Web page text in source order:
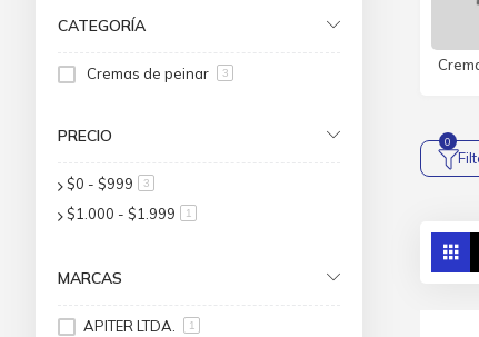
CATEGORÍA
Cremas de peinar 3
PRECIO
$0 - $999 3artículo
$1.000 - $1.999 1
MARCAS
APITER LTDA. 1